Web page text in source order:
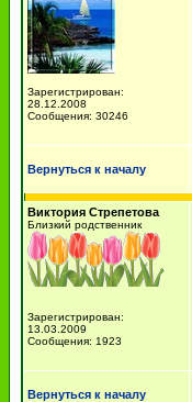
Зарегистрирован:
28.12.2008
Сообщения: 30246
Вернуться к началу
Виктория Cтрепетова
Близкий родственник
Зарегистрирован:
13.03.2009
Сообщения: 1923
Вернуться к началу